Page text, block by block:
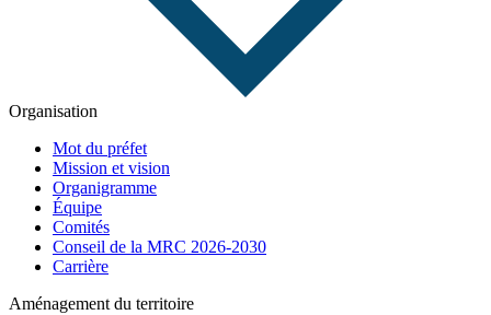
Organisation
Mot du préfet
Mission et vision
Organigramme
Équipe
Comités
Conseil de la MRC 2026-2030
Carrière
Aménagement du territoire